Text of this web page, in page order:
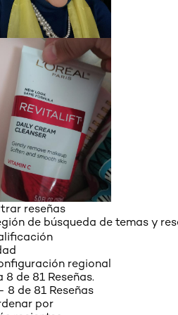
reseñas
de búsqueda de temas y
regional
8 de 81 Reseñas.
8 de 81 Reseñas
por